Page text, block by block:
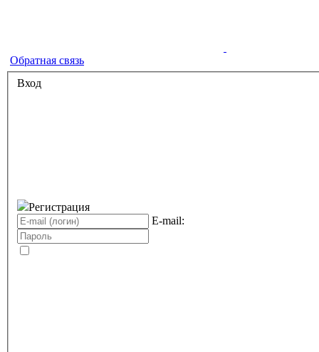
Обратная связь
Вход
Регистрация
E-mail: